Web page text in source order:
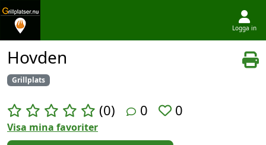
Logga in
Hovden
Grillplats
(0) 0 0
Visa mina favoriter